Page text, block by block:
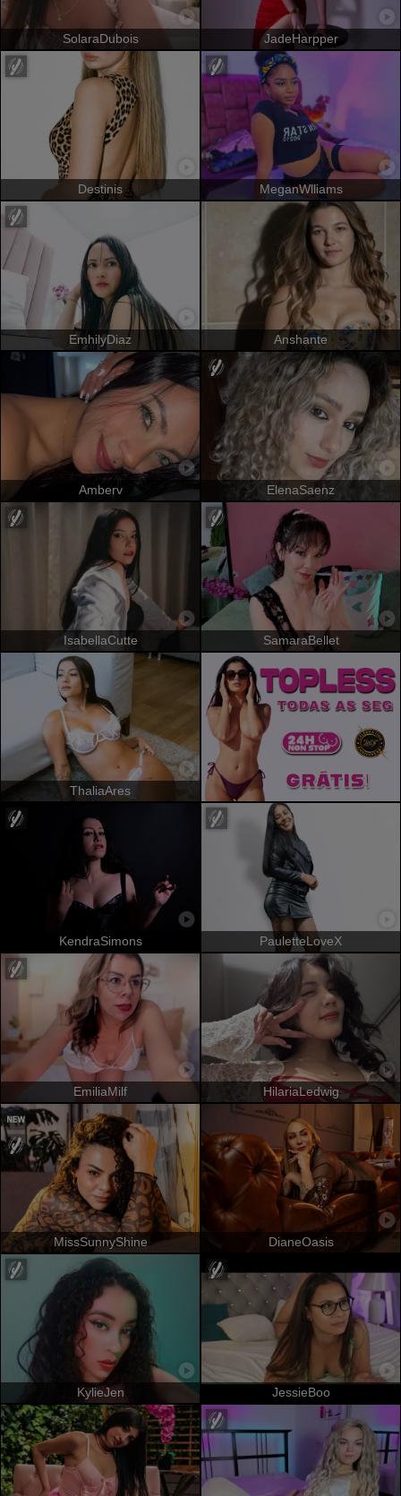
SolaraDubois JadeHarpper
Destinis MeganWlliams
EmhilyDiaz Anshante
Amberv ElenaSaenz
IsabellaCutte SamaraBellet
ThaliaAres
KendraSimons PauletteLoveX
EmiliaMilf HilariaLedwig
MissSunnyShine DianeOasis
KylieJen JessieBoo